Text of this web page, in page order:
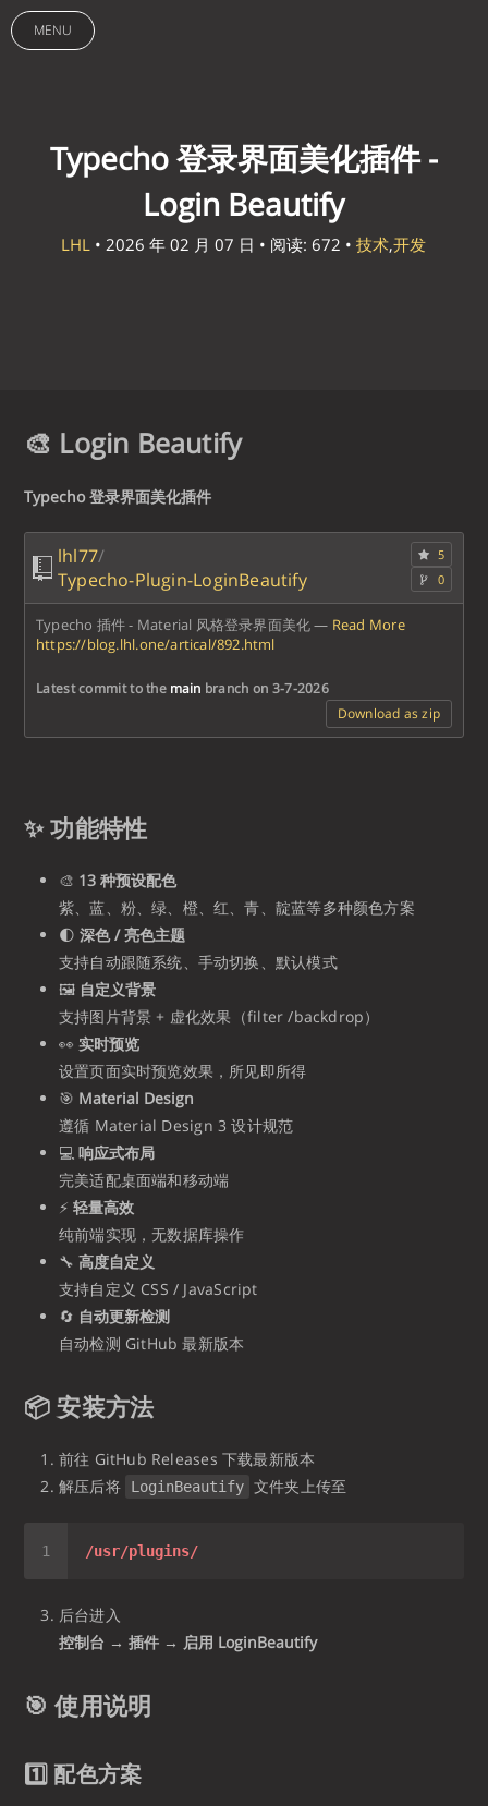
MENU
Typecho 登录界面美化插件 -
Login Beautify
LHL • 2026 年 02 月 07 日 • 阅读: 672 • 技术,开发
🎨 Login Beautify
Typecho 登录界面美化插件
lhl77/
Typecho-Plugin-LoginBeautify
5
0
Typecho 插件 - Material 风格登录界面美化— Read More
https://blog.lhl.one/artical/892.html
Latest commit to the main branch on 3-7-2026
Download as zip
✨ 功能特性
🎨 13 种预设配色
紫、蓝、粉、绿、橙、红、青、靛蓝等多种颜色方案
🌓深色 / 亮色主题
支持自动跟随系统、手动切换、默认模式
🖼️ 自定义背景
支持图片背景 + 虚化效果（filter /backdrop）
👀实时预览
设置页面实时预览效果，所见即所得
🎯 Material Design
遵循 Material Design 3 设计规范
💻响应式布局
完美适配桌面端和移动端
⚡轻量高效
纯前端实现，无数据库操作
🔧高度自定义
支持自定义 CSS / JavaScript
🔄 自动更新检测
自动检测 GitHub 最新版本
📦 安装方法
前往 GitHub Releases 下载最新版本
解压后将
LoginBeautify 文件夹上传至
/usr/plugins/
后台进入
控制台 → 插件 → 启用 LoginBeautify
🎯 使用说明
1️⃣ 配色方案